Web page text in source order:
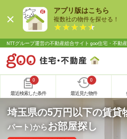
アプリ版はこちら
複数社の物件を探せる！
NTTグループ運営の不動産総合サイト goo住宅・不動産
0
最近検索した条件
0
最近見た物件
埼玉県の5万円以下の賃貸
パート)からお部屋探し